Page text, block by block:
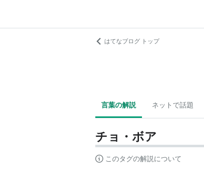
はてなブログ トップ
言葉の解説 ネットで話題
チョ・ボア
このタグの解説について